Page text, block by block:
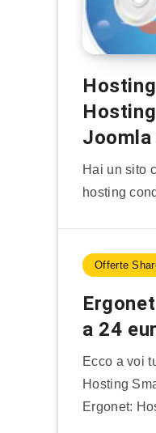
Joomla
Hai un sito
hosting
Offerte
a 24
Ecco a voi
Hosting
Ergonet: